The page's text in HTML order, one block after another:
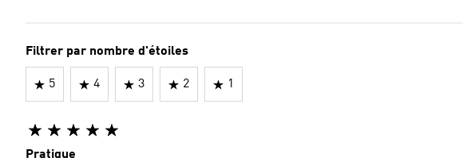
Filtrer par nombre d'étoiles
5 4 3 2 1
Pratique